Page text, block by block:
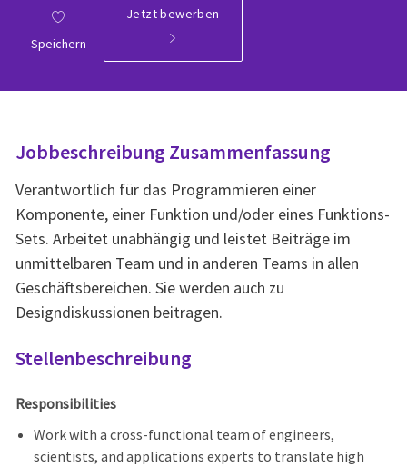
Speichern
Jetzt bewerben
Jobbeschreibung Zusammenfassung
Verantwortlich für das Programmieren einer
Komponente, einer Funktion und/oder eines Funktions-
Sets. Arbeitet unabhängig und leistet Beiträge im
unmittelbaren Team und in anderen Teams in allen
Geschäftsbereichen. Sie werden auch zu
Designdiskussionen beitragen.
Stellenbeschreibung
Responsibilities
Work with a cross-functional team of engineers,
scientists, and applications experts to translate high